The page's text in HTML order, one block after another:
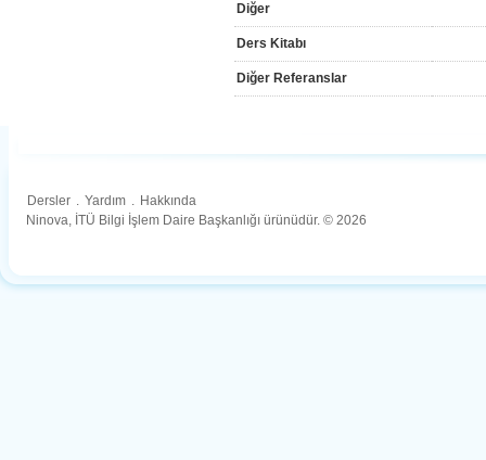
Diğer
Ders Kitabı
Diğer Referanslar
Dersler . Yardım . Hakkında
Ninova, İTÜ Bilgi İşlem Daire Başkanlığı ürünüdür. © 2026